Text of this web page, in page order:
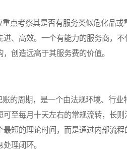
考察其是否有服务类似危化品或
、高效。一个有能力的服务商，
创造远高于其服务费的价值。
周期，是一个由法规环境、行业
至每月十天左右的常规流转，长
短的理论时间，而是通过内部流
理闭环。